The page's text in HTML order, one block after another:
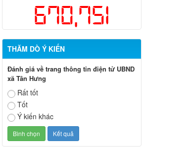
670,751
THĂM DÒ Ý KIẾN
Đánh giá về trang thông tin điện tử UBND
xã Tân Hưng
Rất tốt
Tốt
Ý kiến khác